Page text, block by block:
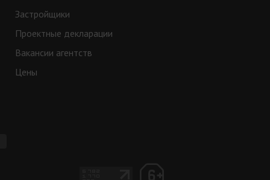
Застройщики
Проектные декларации
Вакансии агентств
Цены